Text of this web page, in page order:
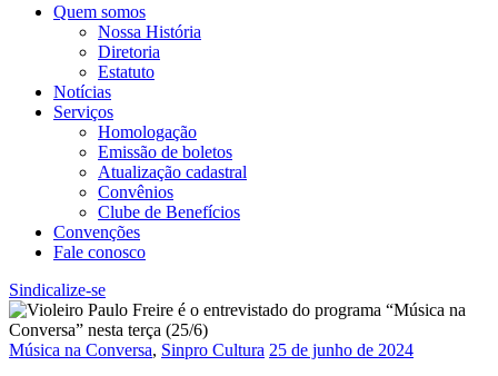
Quem somos
Nossa História
Diretoria
Estatuto
Notícias
Serviços
Homologação
Emissão de boletos
Atualização cadastral
Convênios
Clube de Benefícios
Convenções
Fale conosco
Sindicalize-se
Música na Conversa, Sinpro Cultura 25 de junho de 2024